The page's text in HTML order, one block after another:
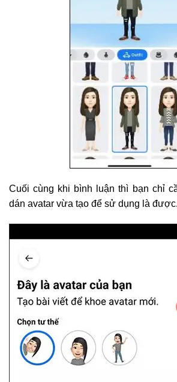
Cuối cùng khi bình luận thì bạn chỉ
dán avatar vừa tạo để sử dụng là được.